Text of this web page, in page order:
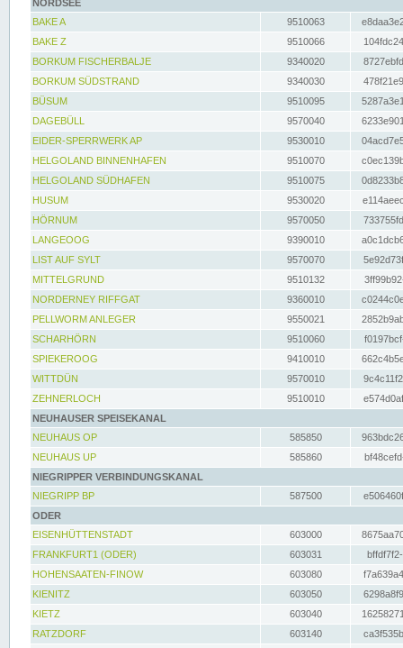
NORDSEE
BAKE A
9510063
BAKE Z
9510066
BORKUM FISCHERBALJE
9340020
BORKUM SÜDSTRAND
9340030
BÜSUM
9510095
DAGEBÜLL
9570040
EIDER-SPERRWERK AP
9530010
HELGOLAND BINNENHAFEN
9510070
HELGOLAND SÜDHAFEN
9510075
HUSUM
9530020
HÖRNUM
9570050
LANGEOOG
9390010
LIST AUF SYLT
9570070
MITTELGRUND
9510132
NORDERNEY RIFFGAT
9360010
PELLWORM ANLEGER
9550021
SCHARHÖRN
9510060
SPIEKEROOG
9410010
WITTDÜN
9570010
ZEHNERLOCH
9510010
NEUHAUSER SPEISEKANAL
NEUHAUS OP
585850
NEUHAUS UP
585860
NIEGRIPPER VERBINDUNGSKANAL
NIEGRIPP BP
587500
ODER
EISENHÜTTENSTADT
603000
FRANKFURT1 (ODER)
603031
HOHENSAATEN-FINOW
603080
KIENITZ
603050
KIETZ
603040
RATZDORF
603140